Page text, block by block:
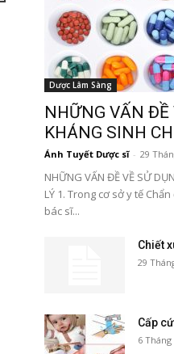
Dược Lâm Sàng
NHỮNG VẤN ĐỀ
KHÁNG SINH
Ánh Tuyết Dược sĩ - 29
NHỮNG VẤN ĐỀ VỀ SỬ
LÝ 1. Trong cơ sở y tế
bác sĩ...
Chiết
29
Cấp
6